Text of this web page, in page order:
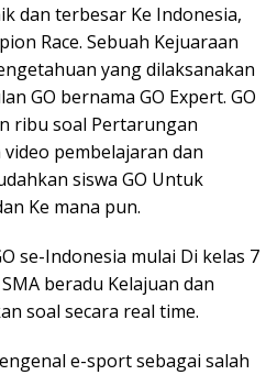
dan terbesar Ke Indonesia,
Race. Sebuah Kejuaraan
yang dilaksanakan
GO bernama GO Expert. GO
ribu soal Pertarungan
pembelajaran dan
siswa GO Untuk
Ke mana pun.
se-Indonesia mulai Di kelas 7
beradu Kelajuan dan
soal secara real time.
e-sport sebagai salah